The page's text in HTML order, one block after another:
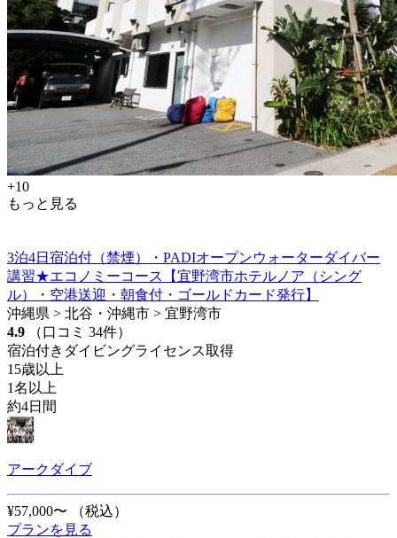
+10
もっと見る
3泊4日宿泊付（禁煙）・PADIオープンウォーターダイバー
講習★エコノミーコース【宜野湾市ホテルノア（シング
ル）・空港送迎・朝食付・ゴールドカード発行】
沖縄県 > 北谷・沖縄市 > 宜野湾市
4.9
（口コミ 34件）
宿泊付きダイビングライセンス取得
15歳以上
1名以上
約4日間
アークダイブ
¥57,000〜
（税込）
プランを見る